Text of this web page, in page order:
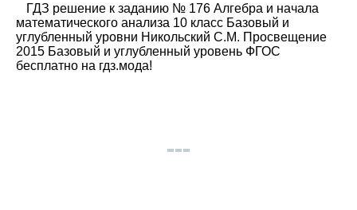
ГДЗ решение к заданию № 176 Алгебра и начала
математического анализа 10 класс Базовый и
углубленный уровни Никольский С.М. Просвещение
2015 Базовый и углубленный уровень ФГОС
бесплатно на гдз.мода!